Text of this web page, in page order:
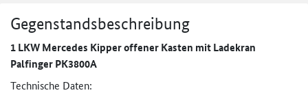
Gegenstandsbeschreibung
1 LKW Mercedes Kipper offener Kasten mit Ladekran
Palfinger PK3800A
Technische Daten: